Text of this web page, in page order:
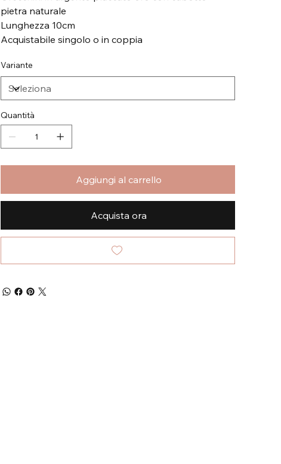
pietra naturale
Lunghezza 10cm
Acquistabile singolo o in coppia
Variante
Quantità
Aggiungi al carrello
Acquista ora